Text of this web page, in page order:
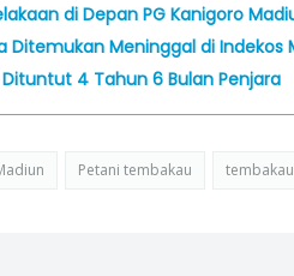
di Depan PG Kanigoro
Ditemukan Meninggal di Indekos
4 Tahun 6 Bulan Penjara
Petani tembakau